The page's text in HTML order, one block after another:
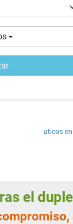
aticos
el